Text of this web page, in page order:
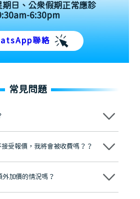
期日、公眾假期正常應診
6:30pm
聯絡
常見問題
的大學校訓，各分院匯聚來自香港、內地的
袖品牌」，是諾貝爾種植系統全球放心植牙中
和地區的顧客，受到粵港澳大灣區及周邊城
任推薦 珠海、深圳設有八大分院，香港亦設
任何問題都可以隨時預約免費咨詢，讓人十
受報價，我將會被收費嗎？？
之前，你不會被收取任何費用。
加價的情況嗎？
明治療方案及對應的價錢，顧客同意並簽字